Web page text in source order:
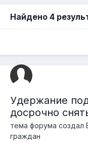
Найдено 4
Удержание
досрочно
тема форума создал
граждан